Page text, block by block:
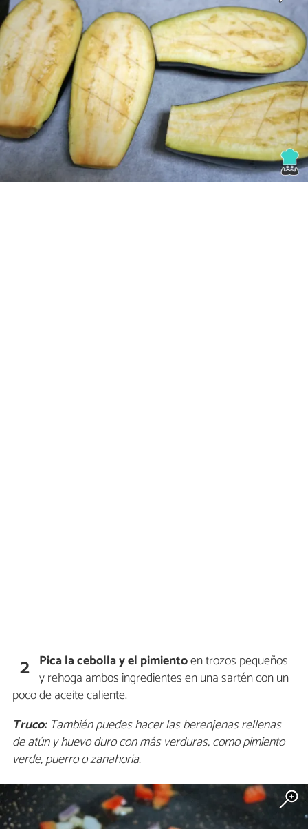
2 Pica la cebolla y el pimientoen trozos pequeños
y rehoga ambos ingredientes en una sartén con un
poco de aceite caliente.
Truco:También puedes hacer las berenjenas rellenas
de atún y huevo duro con más verduras, como pimiento
verde, puerro o zanahoria.